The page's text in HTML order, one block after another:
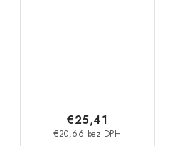
€20,66 bez DPH
€25,41